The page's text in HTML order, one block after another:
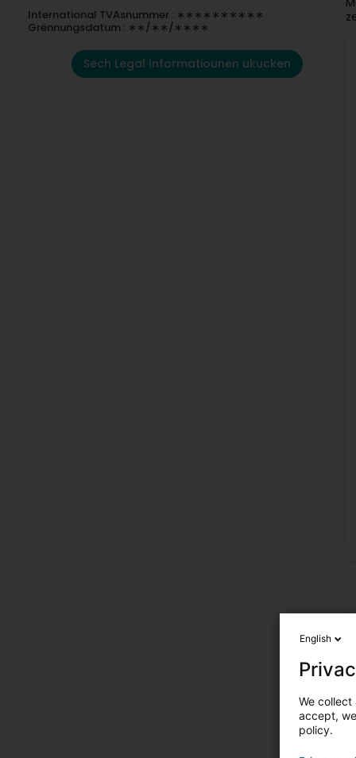
International TVAsnummer : ∗∗∗∗∗∗∗∗∗∗
Grënnungsdatum : ∗∗/∗∗/∗∗∗∗
Sech Legal Informatiounen ukucken
English
We
accept,
policy.